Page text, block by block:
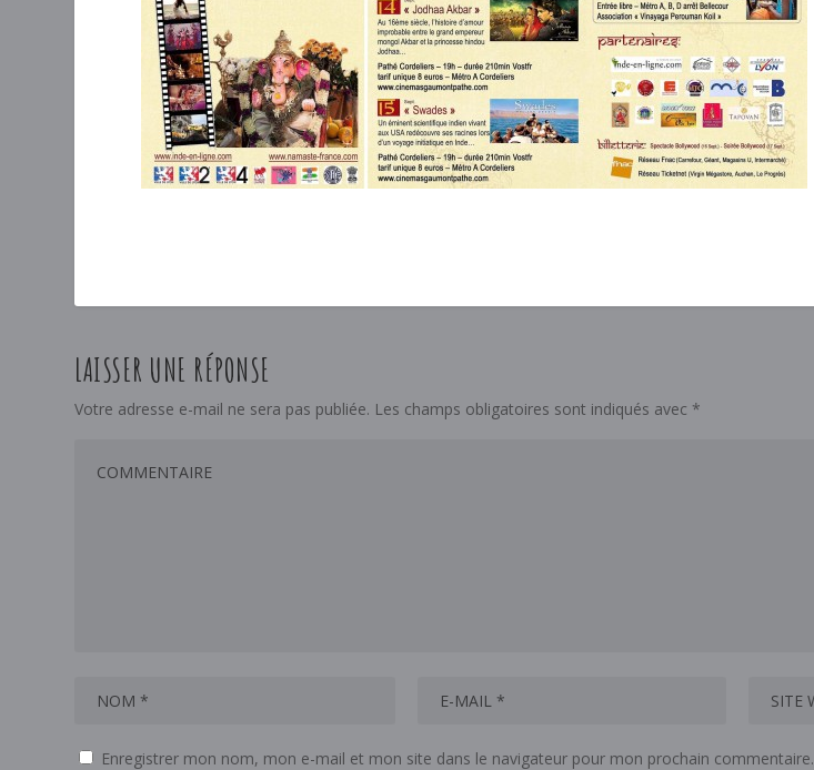
LAISSER UNE RÉPONSE
Votre adresse e-mail ne sera pas publiée. Les champs obligatoires sont indiqués avec *
Enregistrer mon nom, mon e-mail et mon site dans le navigateur pour mon prochain commentaire.